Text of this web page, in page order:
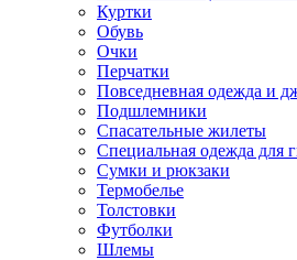
Куртки
Обувь
Очки
Перчатки
Повседневная одежда и
Подшлемники
Спасательные жилеты
Специальная одежда для
Сумки и рюкзаки
Термобелье
Толстовки
Футболки
Шлемы